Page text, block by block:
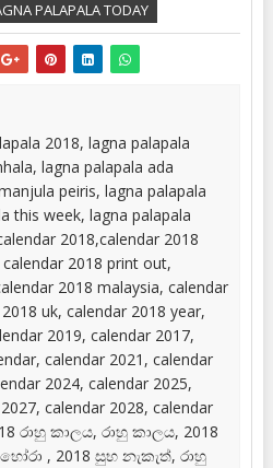
PALAPALA TODAY
2018, lagna palapala
lagna palapala ada
peiris, lagna palapala
this week, lagna palapala
2018,calendar 2018
2018 print out,
2018 malaysia, calendar
uk, calendar 2018 year,
2019, calendar 2017,
calendar 2021, calendar
2024, calendar 2025,
calendar 2028, calendar
රාහු කාලය, රාහු කාලය, 2018
, 2018 සුභ නැකැත්, රාහු